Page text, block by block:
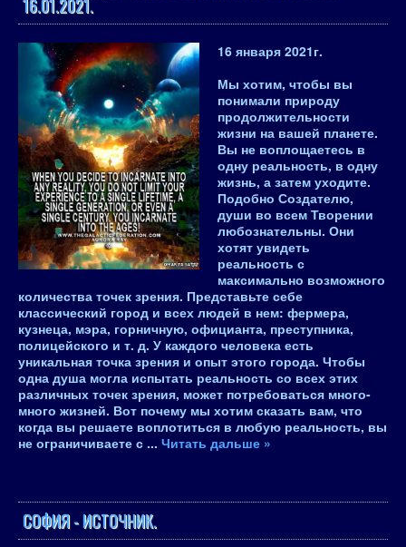
16.01.2021.
16 января 2021г.
Мы хотим, чтобы вы
понимали природу
продолжительности
жизни на вашей планете.
Вы не воплощаетесь в
одну реальность, в одну
жизнь, а затем уходите.
Подобно Создателю,
души во всем Творении
любознательны. Они
хотят увидеть
реальность с
максимально возможного
количества точек зрения. Представьте себе
классический город и всех людей в нем: фермера,
кузнеца, мэра, горничную, официанта, преступника,
полицейского и т. д. У каждого человека есть
уникальная точка зрения и опыт этого города. Чтобы
одна душа могла испытать реальность со всех этих
различных точек зрения, может потребоваться много-
много жизней. Вот почему мы хотим сказать вам, что
когда вы решаете воплотиться в любую реальность, вы
не ограничиваете с ... Читать дальше »
СОФИЯ - ИСТОЧНИК.